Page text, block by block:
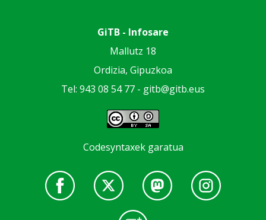
GiTB - Infosare
Mallutz 18
Ordizia, Gipuzkoa
Tel: 943 08 54 77 - gitb@gitb.eus
Codesyntaxek garatua